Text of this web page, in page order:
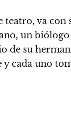
teatro, va
un biólogo
de su
y cada uno